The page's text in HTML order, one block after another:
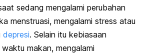
sedang mengalami perubahan
menstruasi, mengalami stress atau
depresi. Selain itu kebiasaan
makan, mengalami